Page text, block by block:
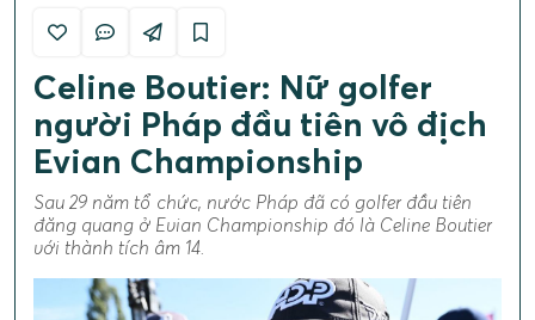
Celine Boutier: Nữ golfer
người Pháp đầu tiên vô địch
Evian Championship
Sau 29 năm tổ chức, nước Pháp đã có golfer đầu tiên
đăng quang ở Evian Championship đó là Celine Boutier
với thành tích âm 14.